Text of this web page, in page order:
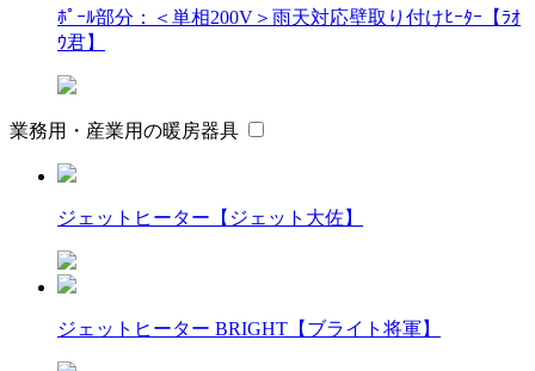
ﾎﾟｰﾙ部分：＜単相200V＞雨天対応壁取り付けﾋｰﾀｰ【ﾗｵ
ｳ君】
業務用・産業用の暖房器具
ジェットヒーター【ジェット大佐】
ジェットヒーター BRIGHT【ブライト将軍】